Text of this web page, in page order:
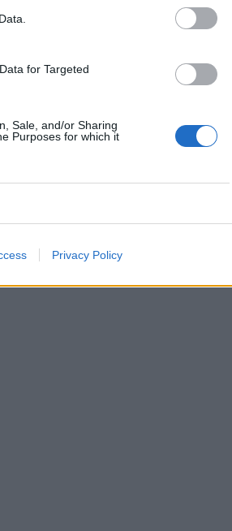
for Targeted
Sale, and/or Sharing
Purposes for which it
Privacy Policy
In evidenza